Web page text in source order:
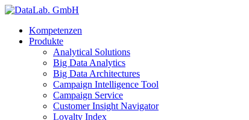
Kompetenzen
Produkte
Analytical Solutions
Big Data Analytics
Big Data Architectures
Campaign Intelligence Tool
Campaign Service
Customer Insight Navigator
Loyalty Index